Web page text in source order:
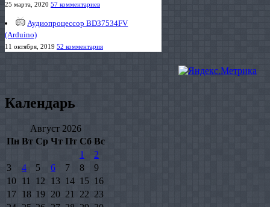
25 марта, 2020 57 комментариев
Аудиопроцессор BD37534FV
(Arduino)
11 октября, 2019 52 комментария
Календарь
Август 2026
Пн Вт Ср Чт Пт Сб Вс
1
2
3
4 5 6 7 8
9
10 11 12 13 14 15 16
17 18 19 20 21 22 23